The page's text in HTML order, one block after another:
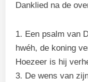
Danklied na de
1. Een psalm van
hwéh, de koning
Hoezeer is hij
3. De wens van